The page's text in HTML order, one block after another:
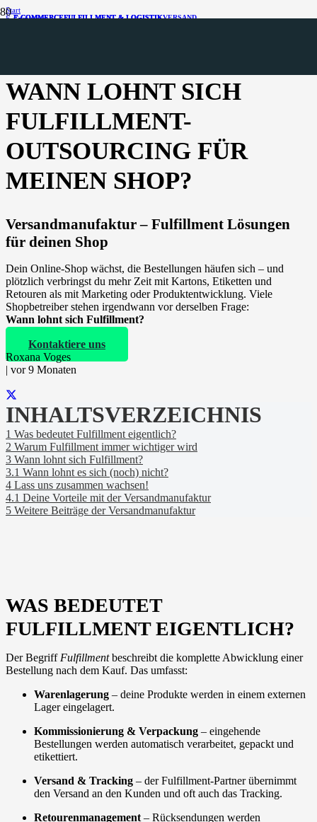
Start
E-Commerce
WANN LOHNT SICH
FULFILLMENT-
OUTSOURCING FÜR
MEINEN SHOP?
Versandmanufaktur – Fulfillment Lösungen
für deinen Shop
Dein Online-Shop wächst, die Bestellungen häufen sich – und
plötzlich verbringst du mehr Zeit mit Kartons, Etiketten und
Retouren als mit Marketing oder Produktentwicklung. Viele
Shopbetreiber stehen irgendwann vor derselben Frage:
Wann lohnt sich Fulfillment?
Kontaktiere uns
Roxana Voges
| vor 9 Monaten
INHALTSVERZEICHNIS
1 Was bedeutet Fulfillment eigentlich?
2 Warum Fulfillment immer wichtiger wird
3 Wann lohnt sich Fulfillment?
3.1 Wann lohnt es sich (noch) nicht?
4 Lass uns zusammen wachsen!
4.1 Deine Vorteile mit der Versandmanufaktur
5 Weitere Beiträge der Versandmanufaktur
WAS BEDEUTET
FULFILLMENT EIGENTLICH?
Der Begriff Fulfillmentbeschreibt die komplette Abwicklung einer
Bestellung nach dem Kauf. Das umfasst:
Warenlagerung – deine Produkte werden in einem externen
Lager eingelagert.
Kommissionierung & Verpackung – eingehende
Bestellungen werden automatisch verarbeitet, gepackt und
etikettiert.
Versand & Tracking – der Fulfillment-Partner übernimmt
den Versand an den Kunden und oft auch das Tracking.
Retourenmanagement – Rücksendungen werden
E-COMMERCEFULFILLMENT & LOGISTIKVERSAND
E-COMMERCEFULFILLMENT & LOGISTIK
E-COMMERCEFULFILLMENT & LOGISTIK